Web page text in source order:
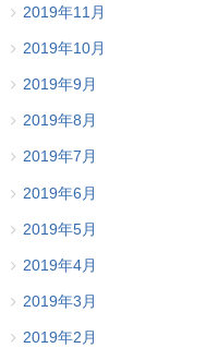
2019年11月
2019年10月
2019年9月
2019年8月
2019年7月
2019年6月
2019年5月
2019年4月
2019年3月
2019年2月